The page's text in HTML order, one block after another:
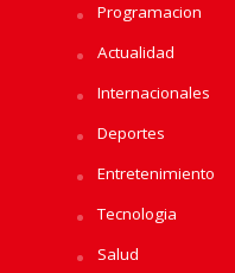
Programacion
Actualidad
Internacionales
Deportes
Entretenimiento
Tecnologia
Salud